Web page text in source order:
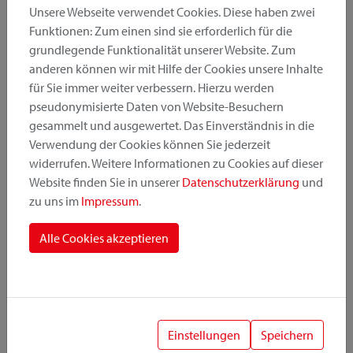
Produktkategorie
Montageposition
Befestigungssystem
Unsere Webseite verwendet Cookies. Diese haben zwei
Funktionen: Zum einen sind sie erforderlich für die
grundlegende Funktionalität unserer Website. Zum
anderen können wir mit Hilfe der Cookies unsere Inhalte
für Sie immer weiter verbessern. Hierzu werden
pseudonymisierte Daten von Website-Besuchern
gesammelt und ausgewertet. Das Einverständnis in die
Verwendung der Cookies können Sie jederzeit
widerrufen. Weitere Informationen zu Cookies auf dieser
Website finden Sie in unserer Datenschutzerklärung und
zu uns im Impressum.
Alle Cookies akzeptieren
Einstellungen Speichern